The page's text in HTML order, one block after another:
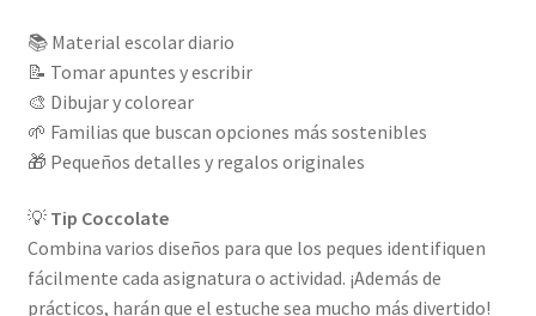
📚 Material escolar diario
📝 Tomar apuntes y escribir
🎨 Dibujar y colorear
🌱 Familias que buscan opciones más sostenibles
🎁 Pequeños detalles y regalos originales
💡 Tip Coccolate
Combina varios diseños para que los peques identifiquen
fácilmente cada asignatura o actividad. ¡Además de
prácticos, harán que el estuche sea mucho más divertido!